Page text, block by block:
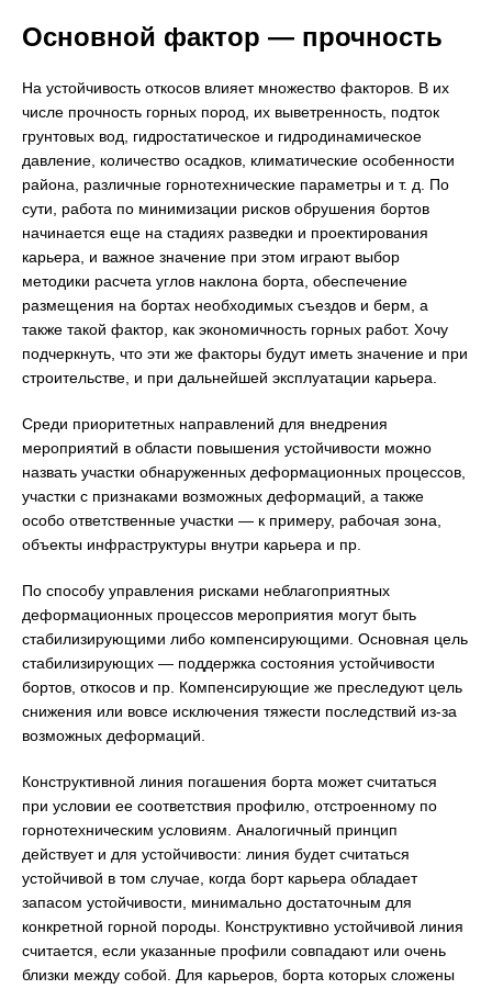
Основной фактор — прочность
На устойчивость откосов влияет множество факторов. В их
числе прочность горных пород, их выветренность, подток
грунтовых вод, гидростатическое и гидродинамическое
давление, количество осадков, климатические особенности
района, различные горнотехнические параметры и т. д. По
сути, работа по минимизации рисков обрушения бортов
начинается еще на стадиях разведки и проектирования
карьера, и важное значение при этом играют выбор
методики расчета углов наклона борта, обеспечение
размещения на бортах необходимых съездов и берм, а
также такой фактор, как экономичность горных работ. Хочу
подчеркнуть, что эти же факторы будут иметь значение и при
строительстве, и при дальнейшей эксплуатации карьера.
Среди приоритетных направлений для внедрения
мероприятий в области повышения устойчивости можно
назвать участки обнаруженных деформационных процессов,
участки с признаками возможных деформаций, а также
особо ответственные участки — к примеру, рабочая зона,
объекты инфраструктуры внутри карьера и пр.
По способу управления рисками неблагоприятных
деформационных процессов мероприятия могут быть
стабилизирующими либо компенсирующими. Основная цель
стабилизирующих — поддержка состояния устойчивости
бортов, откосов и пр. Компенсирующие же преследуют цель
снижения или вовсе исключения тяжести последствий из-за
возможных деформаций.
Конструктивной линия погашения борта может считаться
при условии ее соответствия профилю, отстроенному по
горнотехническим условиям. Аналогичный принцип
действует и для устойчивости: линия будет считаться
устойчивой в том случае, когда борт карьера обладает
запасом устойчивости, минимально достаточным для
конкретной горной породы. Конструктивно устойчивой линия
считается, если указанные профили совпадают или очень
близки между собой. Для карьеров, борта которых сложены